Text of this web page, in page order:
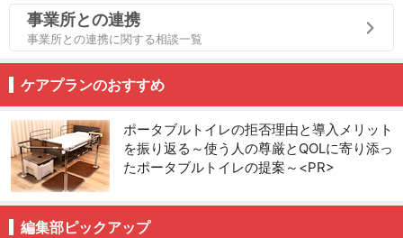
事業所との連携
事業所との連携に関する相談一覧
ケアプランのおすすめ
ポータブルトイレの拒否理由と導入メリット
を振り返る～使う人の尊厳とQOLに寄り添っ
たポータブルトイレの提案～<PR>
編集部ピックアップ